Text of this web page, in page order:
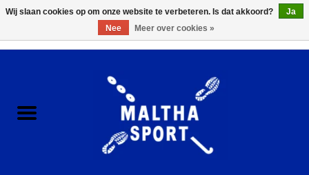
ACCESSOIRES/HARDWARE
Wij slaan cookies op om onze website te verbeteren. Is dat akkoord?
Ja
Nee
Meer over cookies »